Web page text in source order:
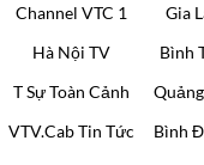
Channel VTC 1
Gia
Hà Nội TV
Bình
T Sự Toàn Cảnh
VTV.Cab Tin Tức
Bình